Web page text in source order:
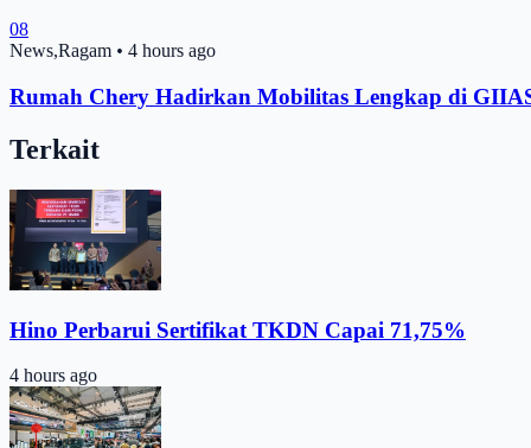
08
News,Ragam • 4 hours ago
Rumah Chery Hadirkan Mobilitas Lengkap di
Terkait
Hino Perbarui Sertifikat TKDN Capai 71,75%
4 hours ago